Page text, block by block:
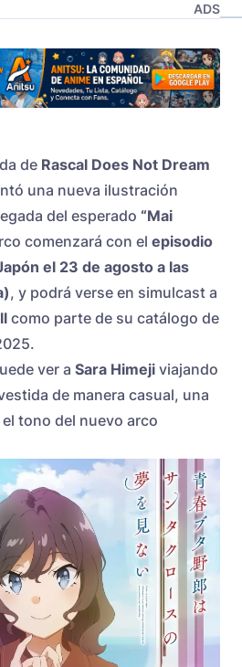
ADS
de Rascal Does Not Dream
una nueva ilustración
del esperado “Mai
comenzará con el episodio
el 23 de agosto a las
, y podrá verse en simulcast a
como parte de su catálogo de
ver a Sara Himeji viajando
de manera casual, una
tono del nuevo arco